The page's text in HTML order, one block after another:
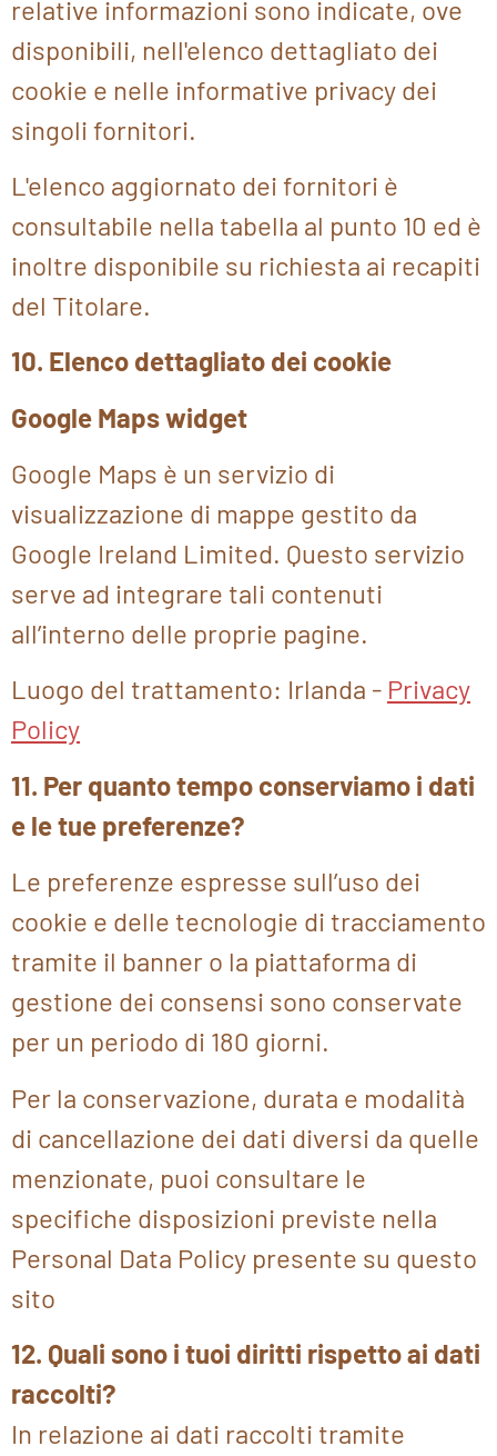
relative informazioni sono indicate, ove
disponibili, nell'elenco dettagliato dei
cookie e nelle informative privacy dei
singoli fornitori.
L'elenco aggiornato dei fornitori è
consultabile nella tabella al punto 10 ed è
inoltre disponibile su richiesta ai recapiti
del Titolare.
10. Elenco dettagliato dei cookie
Google Maps widget
Google Maps è un servizio di
visualizzazione di mappe gestito da
Google Ireland Limited. Questo servizio
serve ad integrare tali contenuti
all’interno delle proprie pagine.
Luogo del trattamento: Irlanda - Privacy
Policy
11. Per quanto tempo conserviamo i dati
e le tue preferenze?
Le preferenze espresse sull’uso dei
cookie e delle tecnologie di tracciamento
tramite il banner o la piattaforma di
gestione dei consensi sono conservate
per un periodo di 180 giorni.
Per la conservazione, durata e modalità
di cancellazione dei dati diversi da quelle
menzionate, puoi consultare le
specifiche disposizioni previste nella
Personal Data Policy presente su questo
sito
12. Quali sono i tuoi diritti rispetto ai dati
raccolti?
In relazione ai dati raccolti tramite